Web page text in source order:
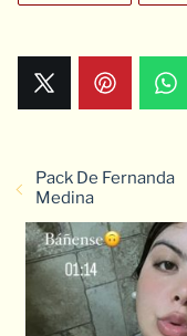
Pack De Fernanda
Medina